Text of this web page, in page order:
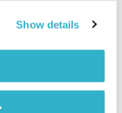
Show details